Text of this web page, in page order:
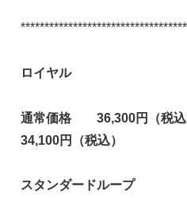
ロイヤル
通常価格 36,300円（税
34,100円（税込）
スタンダードループ